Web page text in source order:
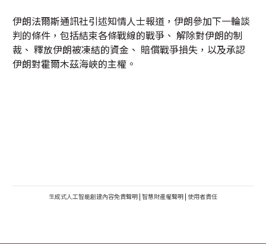
伊朗法爾斯通訊社引述知情人士報道，伊朗參加下一輪談
判的條件，包括結束各條戰線的戰爭、 解除對伊朗的制
裁、 釋放伊朗被凍結的資金、 賠償戰爭損失，以及承認
伊朗對霍爾木茲海峽的主權。
生成式人工智能創建內容免責聲明 | 智慧財產權聲明 | 使用者責任